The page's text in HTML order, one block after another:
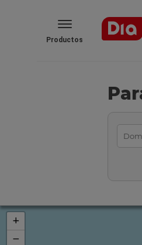
Productos
+
−